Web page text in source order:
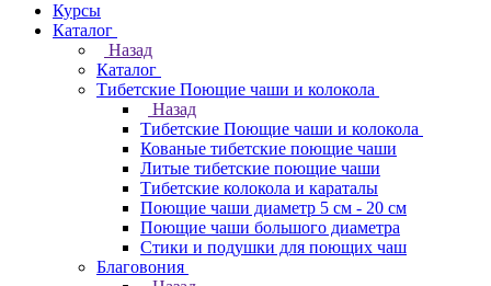
Курсы
Каталог
Назад
Каталог
Тибетские Поющие чаши и колокола
Назад
Тибетские Поющие чаши и колокола
Кованые тибетские поющие чаши
Литые тибетские поющие чаши
Тибетские колокола и караталы
Поющие чаши диаметр 5 см - 20 см
Поющие чаши большого диаметра
Стики и подушки для поющих чаш
Благовония